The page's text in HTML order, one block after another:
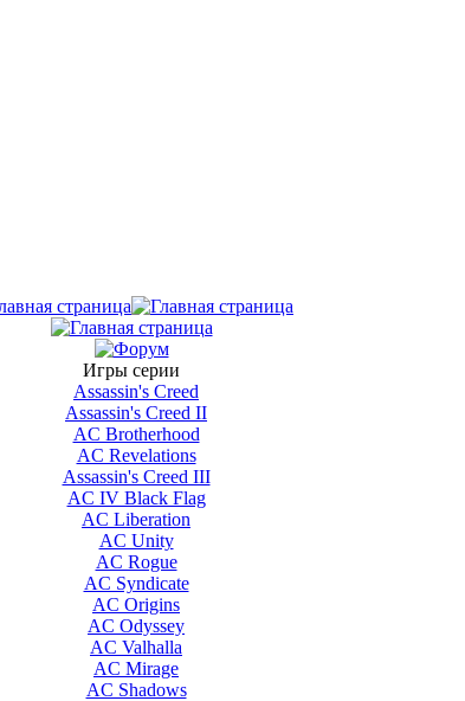
Игры серии
Assassin's Creed
Assassin's Creed II
AС Brotherhood
AC Revelations
Assassin's Creed III
AC IV Black Flag
AC Liberation
AC Unity
AC Rogue
AC Syndicate
AC Origins
AC Odyssey
AC Valhalla
AC Mirage
AC Shadows